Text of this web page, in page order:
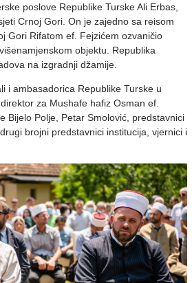
poslove Republike Turske Ali Erbas,
Crnoj Gori. On je zajedno sa reisom
Gori Rifatom ef. Fejzićem ozvaničio
objektu. Republika
na izgradnji džamije.
i ambasadorica Republike Turske u
za Mushafe hafiz Osman ef.
Bijelo Polje, Petar Smolović, predstavnici
brojni predstavnici institucija, vjernici i